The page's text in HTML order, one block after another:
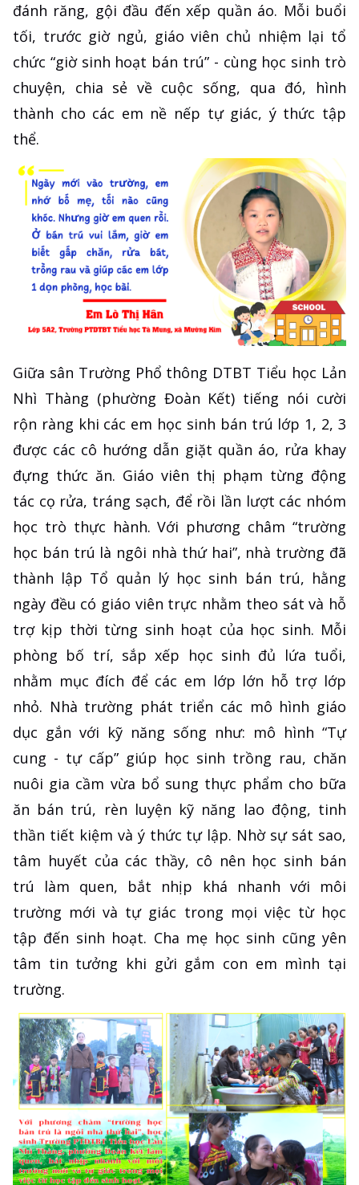
đánh răng, gội đầu đến xếp quần áo. Mỗi buổi
tối, trước giờ ngủ, giáo viên chủ nhiệm lại tổ
chức “giờ sinh hoạt bán trú” - cùng học sinh trò
chuyện, chia sẻ về cuộc sống, qua đó, hình
thành cho các em nề nếp tự giác, ý thức tập
thể.
Giữa sân Trường Phổ thông DTBT Tiểu học Lản
Nhì Thàng (phường Đoàn Kết) tiếng nói cười
rộn ràng khi các em học sinh bán trú lớp 1, 2, 3
được các cô hướng dẫn giặt quần áo, rửa khay
đựng thức ăn. Giáo viên thị phạm từng động
tác cọ rửa, tráng sạch, để rồi lần lượt các nhóm
học trò thực hành. Với phương châm “trường
học bán trú là ngôi nhà thứ hai”, nhà trường đã
thành lập Tổ quản lý học sinh bán trú, hằng
ngày đều có giáo viên trực nhằm theo sát và hỗ
trợ kịp thời từng sinh hoạt của học sinh. Mỗi
phòng bố trí, sắp xếp học sinh đủ lứa tuổi,
nhằm mục đích để các em lớp lớn hỗ trợ lớp
nhỏ. Nhà trường phát triển các mô hình giáo
dục gắn với kỹ năng sống như: mô hình “Tự
cung - tự cấp” giúp học sinh trồng rau, chăn
nuôi gia cầm vừa bổ sung thực phẩm cho bữa
ăn bán trú, rèn luyện kỹ năng lao động, tinh
thần tiết kiệm và ý thức tự lập. Nhờ sự sát sao,
tâm huyết của các thầy, cô nên học sinh bán
trú làm quen, bắt nhịp khá nhanh với môi
trường mới và tự giác trong mọi việc từ học
tập đến sinh hoạt. Cha mẹ học sinh cũng yên
tâm tin tưởng khi gửi gắm con em mình tại
trường.